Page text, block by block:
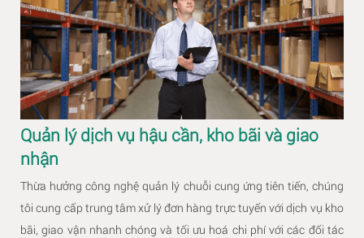
Quản lý dịch vụ hậu cần, kho bãi và giao
nhận
Thừa hưởng công nghệ quản lý chuỗi cung ứng tiên tiến, chúng
tôi cung cấp trung tâm xử lý đơn hàng trực tuyến với dịch vụ kho
bãi, giao vận nhanh chóng và tối ưu hoá chi phí với các đối tác